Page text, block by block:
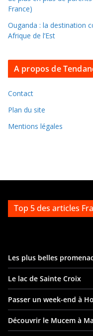
e
a
v
e
France)
Ouganda : la destination
Afrique de l’Est
A propos de
Contact
Plan du site
Mentions légales
Top 5 des articles
Les plus belles
Le lac de Sainte Croix
Passer un week-end à
Découvrir le Mucem à